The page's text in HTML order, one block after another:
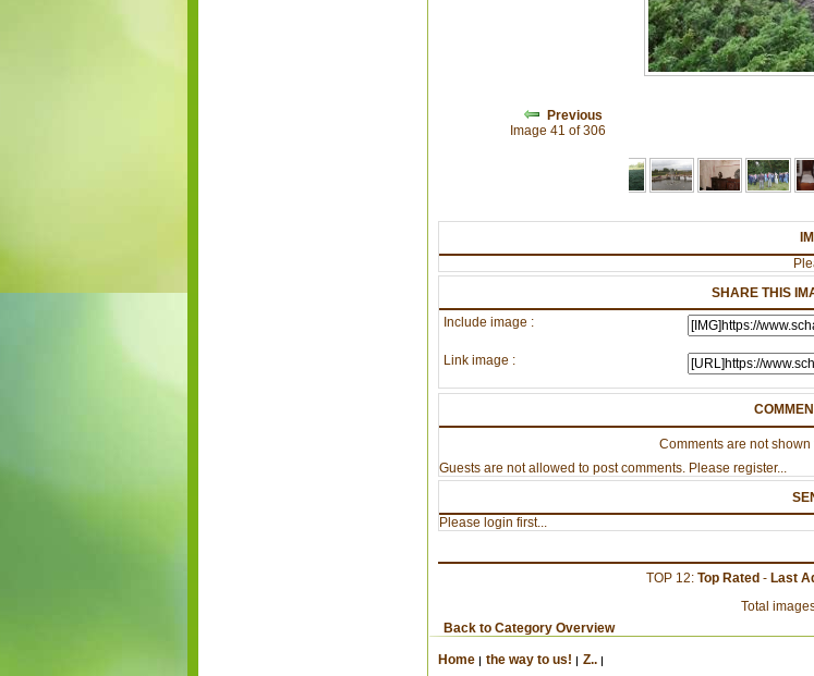
Previous
Image 41 of 306
SHARE THIS
Include image :
Link image :
Comments are not
Guests are not allowed to post comments. Please register...
Please login first...
TOP 12: Top Rated- Last
Total
Back to Category Overview
Home the way to us! Z..